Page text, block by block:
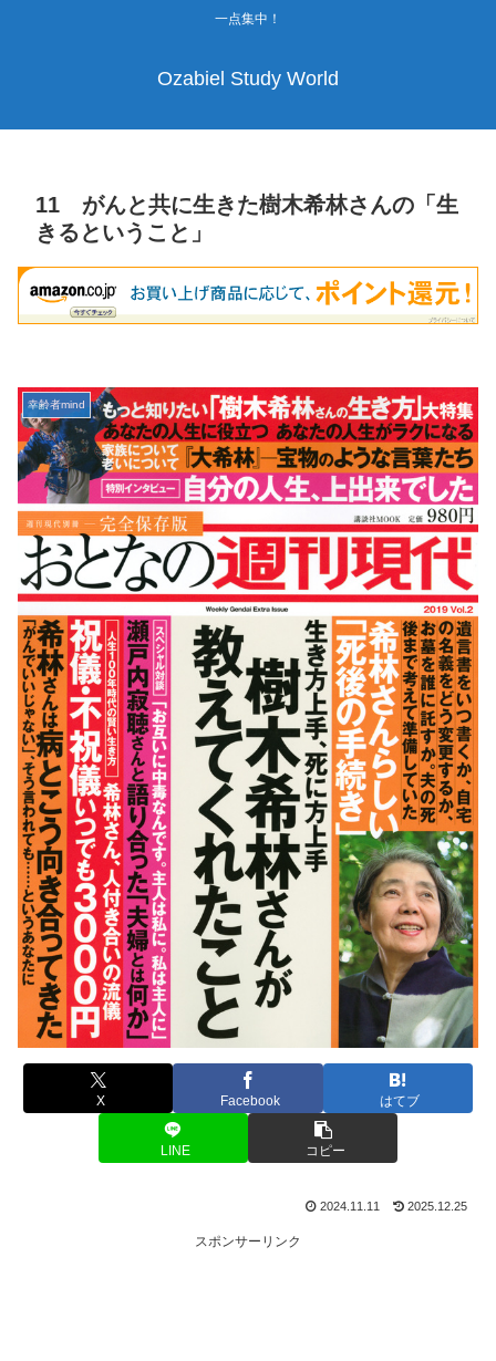
一点集中！
Ozabiel Study World
11 がんと共に生きた樹木希林さんの「生
きるということ」
幸齢者mind
X Facebook はてブ
LINE コピー
2024.11.11 2025.12.25
スポンサーリンク